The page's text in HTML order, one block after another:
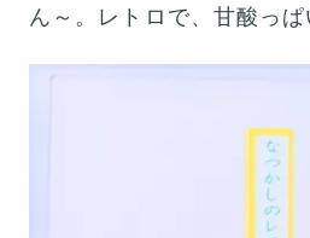
ん～。レトロで、甘酸っぱ